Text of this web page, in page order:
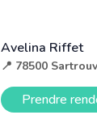
Avelina Riffet
📍 78500
Prendre